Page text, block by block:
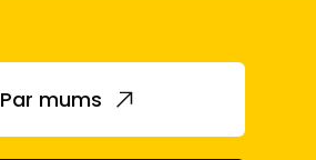
Par mums